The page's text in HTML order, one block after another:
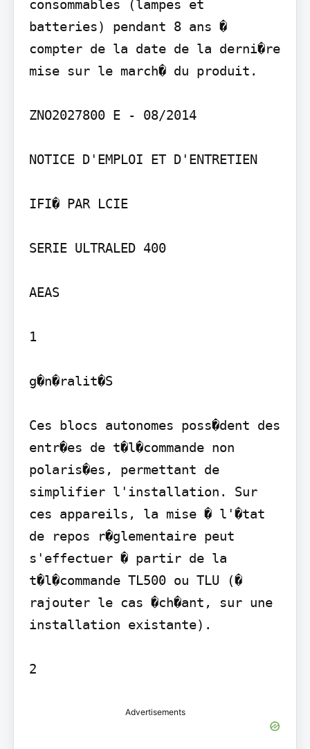
consommables (lampes et
batteries) pendant 8 ans �
compter de la date de la derni�re
mise sur le march� du produit.
ZNO2027800 E - 08/2014
NOTICE D'EMPLOI ET D'ENTRETIEN
IFI� PAR LCIE
SERIE ULTRALED 400
AEAS
1
g�n�ralit�S
Ces blocs autonomes poss�dent des
entr�es de t�l�commande non
polaris�es, permettant de
simplifier l'installation. Sur
ces appareils, la mise � l'�tat
de repos r�glementaire peut
s'effectuer � partir de la
t�l�commande TL500 ou TLU (�
rajouter le cas �ch�ant, sur une
installation existante).
Advertisements